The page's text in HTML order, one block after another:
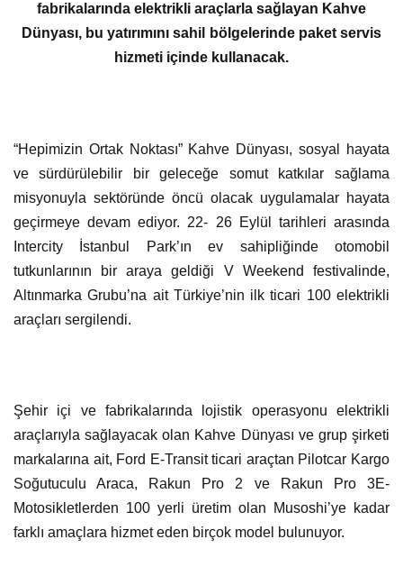
fabrikalarında elektrikli araçlarla sağlayan Kahve
Dünyası, bu yatırımını sahil bölgelerinde paket servis
hizmeti içinde kullanacak.
“Hepimizin Ortak Noktası” Kahve Dünyası, sosyal hayata
ve sürdürülebilir bir geleceğe somut katkılar sağlama
misyonuyla sektöründe öncü olacak uygulamalar hayata
geçirmeye devam ediyor. 22- 26 Eylül tarihleri arasında
Intercity İstanbul Park’ın ev sahipliğinde otomobil
tutkunlarının bir araya geldiği V Weekend festivalinde,
Altınmarka Grubu’na ait Türkiye’nin ilk ticari 100 elektrikli
araçları sergilendi.
Şehir içi ve fabrikalarında lojistik operasyonu elektrikli
araçlarıyla sağlayacak olan Kahve Dünyası ve grup şirketi
markalarına ait, Ford E-Transit ticari araçtan Pilotcar Kargo
Soğutuculu Araca, Rakun Pro 2 ve Rakun Pro 3E-
Motosikletlerden 100 yerli üretim olan Musoshi’ye kadar
farklı amaçlara hizmet eden birçok model bulunuyor.